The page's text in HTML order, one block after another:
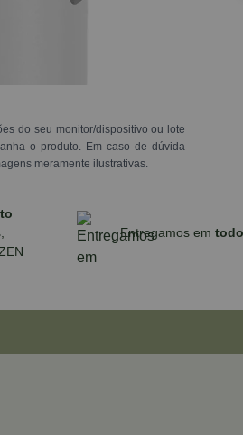
do seu monitor/dispositivo ou lote
o produto. Em caso de dúvida
meramente ilustrativas.
Entregamos em todo